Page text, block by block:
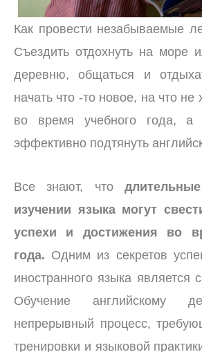
Как провести незабываемые
Съездить отдохнуть на море
деревню, общаться и
начать что -то новое, на что не
во время учебного года, а
эффективно подтянуть
Все знают, что
изучении языка могут
успехи и достижения во
года. Одним из секретов
иностранного языка является
Обучение
непрерывный процесс,
тренировки и языковой